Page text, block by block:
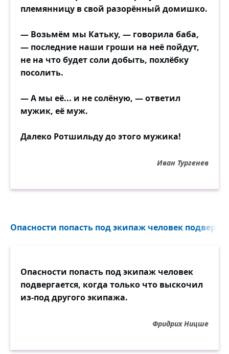
племянницу в свой разорённый домишко.
— Возьмём мы Катьку, — говорила баба,
— последние наши гроши на неё пойдут,
не на что будет соли добыть, похлёбку
посолить.
— А мы её... и не солёную, — ответил
мужик, её муж.
Далеко Ротшильду до этого мужика!
Иван Тургенев
Опасности попасть под экипаж человек
Опасности попасть под экипаж человек
подвергается, когда только что выскочил
из-под другого экипажа.
Фридрих Ницше